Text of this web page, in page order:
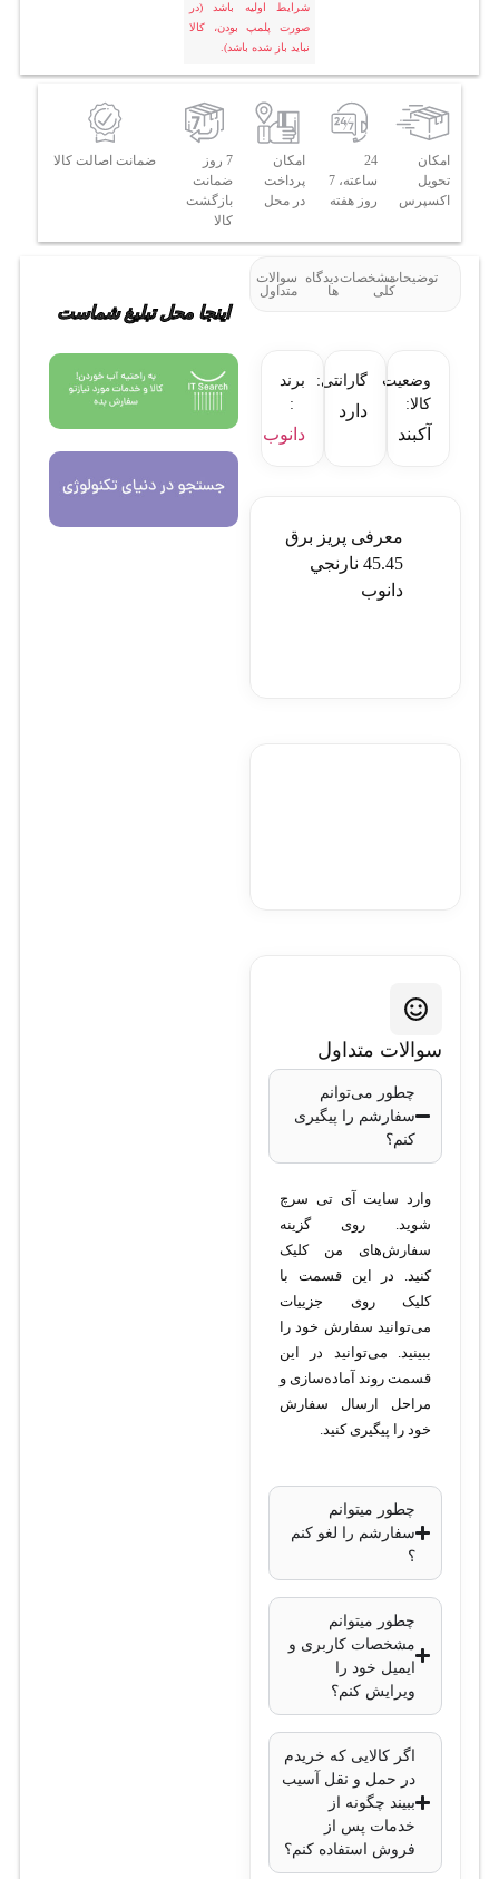
شرایط اولیه باشد (در
صورت پلمپ بودن، کالا
نباید باز شده باشد).
امکان
تحویل
اکسپرس
24
ساعته، 7
روز هفته
امکان
پرداخت
در محل
7 روز
ضمانت
بازگشت
کالا
ضمانت اصالت کالا
توضیحاتمشخصات
کلی
دیدگاه
ها
سوالات
متداول
وضعیت
کالا:
آکبند
گارانتی:
دارد
برند
:
دانوب
معرفی پريز برق
45.45 نارنجي
دانوب
سوالات متداول
چطور می‌توانم
سفارشم را پیگیری
کنم؟
وارد سایت آی تی سرچ
شوید. روی گزینه
سفارش‌های من کلیک
کنید. در این قسمت با
کلیک روی جزییات
می‌توانید سفارش خود را
ببینید. می‌توانید در این
قسمت روند آماده‌سازی و
مراحل ارسال سفارش
خود را پیگیری کنید.
چطور میتوانم
سفارشم را لغو کنم
؟
چطور میتوانم
مشخصات کاربری و
ایمیل خود را
ویرایش کنم؟
اگر کالایی که خریدم
در حمل و نقل آسیب
ببیند چگونه از
خدمات پس از
فروش استفاده کنم؟
اینجا محل تبلیغ شماست